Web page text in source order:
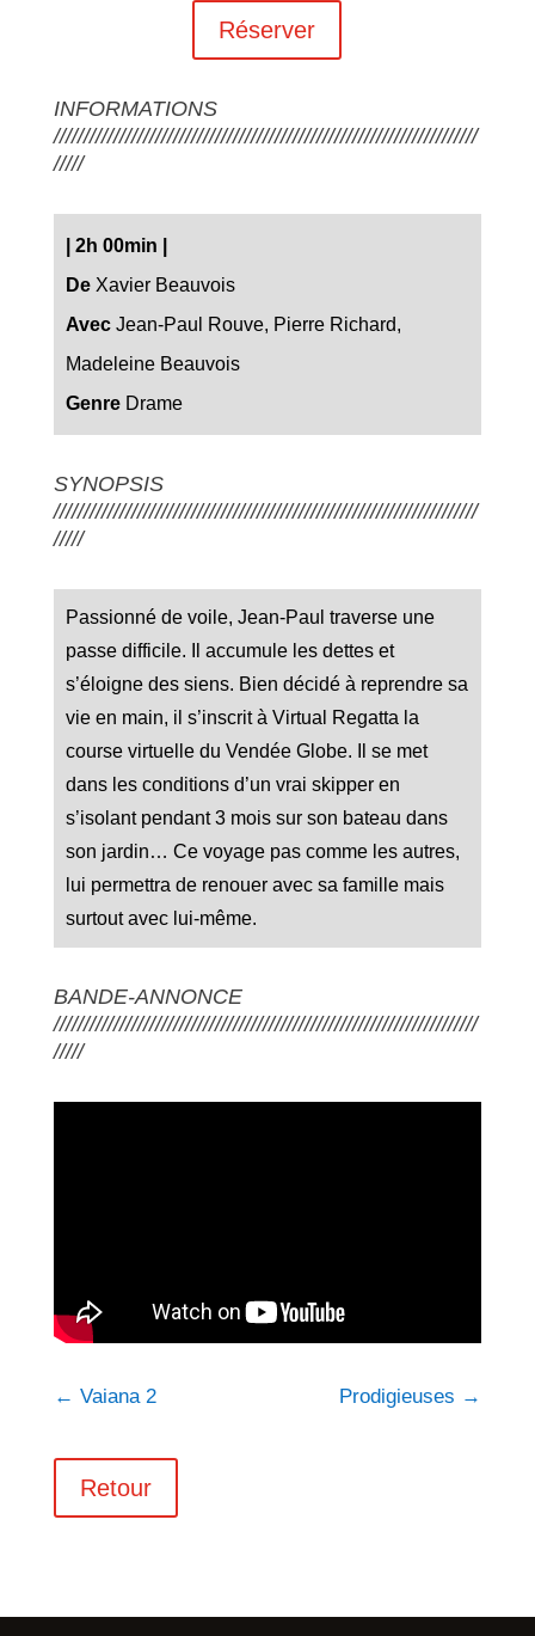
Réserver
INFORMATIONS
///////////////////////////////////////////////////////////////////////
/////
2h 00min
DeXavier Beauvois
AvecJean-Paul Rouve, Pierre Richard,
Madeleine Beauvois
GenreDrame
SYNOPSIS
///////////////////////////////////////////////////////////////////////
/////
Passionné de voile, Jean-Paul traverse une
passe difficile. Il accumule les dettes et
s’éloigne des siens. Bien décidé à reprendre sa
vie en main, il s’inscrit à Virtual Regatta la
course virtuelle du Vendée Globe. Il se met
dans les conditions d’un vrai skipper en
s’isolant pendant 3 mois sur son bateau dans
son jardin… Ce voyage pas comme les autres,
lui permettra de renouer avec sa famille mais
surtout avec lui-même.
BANDE-ANNONCE
///////////////////////////////////////////////////////////////////////
/////
← Vaiana 2 Prodigieuses →
Retour